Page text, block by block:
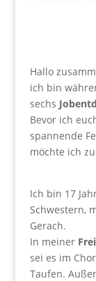
Hallo
ich bin
sechs
Bevor ich
spannende
möchte ich
Ich bin 17
Schwestern,
Gerach.
In meiner
sei es im
Taufen.